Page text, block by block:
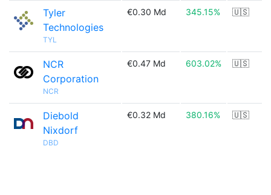
Tyler
Technologies
TYL
€0.30 Md 345.15% 🇺🇸
NCR
Corporation
NCR
€0.47 Md 603.02% 🇺🇸
Diebold
Nixdorf
DBD
€0.32 Md 380.16% 🇺🇸